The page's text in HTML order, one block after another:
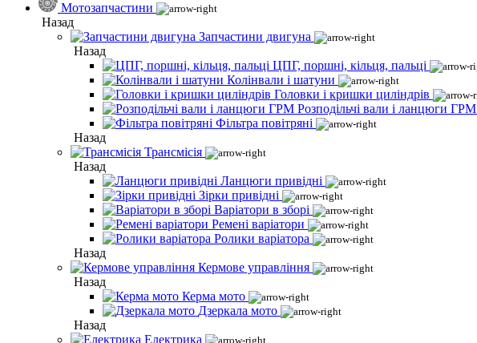
Мотозапчастини
Назад
Запчастини двигуна
Назад
ЦПГ, поршні, кільця, пальці
Колінвали і шатуни
Головки і кришки циліндрів
Розподільчі вали і ланцюги ГРМ
Фільтра повітряні
Назад
Трансмісія
Назад
Ланцюги привідні
Зірки привідні
Варіатори в зборі
Ремені варіатори
Ролики варіатора
Назад
Кермове управління
Назад
Керма мото
Дзеркала мото
Назад
Електрика